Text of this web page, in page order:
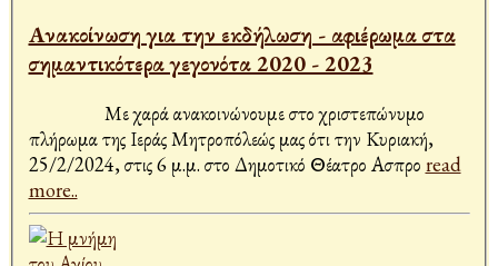
Ανακοίνωση για την εκδήλωση - αφιέρωμα στα
σημαντικότερα γεγονότα 2020 - 2023
Με χαρά ανακοινώνουμε στο χριστεπώνυμο
πλήρωμα της Ιεράς Μητροπόλεώς μας ότι την Κυριακή,
25/2/2024, στις 6 μ.μ. στο Δημοτικό Θέατρο Ασπρο read
more..